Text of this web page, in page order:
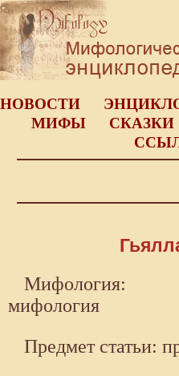
НОВОСТИ
МИФЫ
СКАЗКИ
Мифология:
мифология
Предмет статьи: